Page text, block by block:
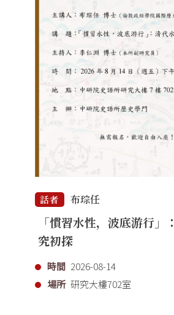
話者 布琮任
「慣習水性，波底游行」
究初探
時間 2026-08-14
場所 研究大樓702室